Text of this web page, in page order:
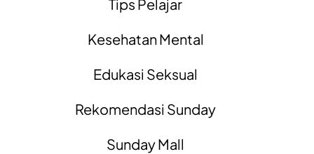
Tips Pelajar
Kesehatan Mental
Edukasi Seksual
Rekomendasi Sunday
Sunday Mall